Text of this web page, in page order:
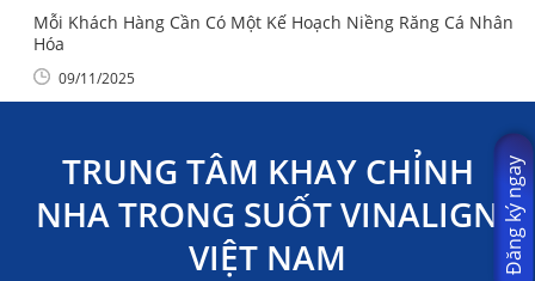
Mỗi Khách Hàng Cần Có Một Kế Hoạch Niềng Răng Cá Nhân
Hóa
09/11/2025
TRUNG TÂM KHAY CHỈNH
NHA TRONG SUỐT VINALIGN
VIỆT NAM
Đăng ký ngay